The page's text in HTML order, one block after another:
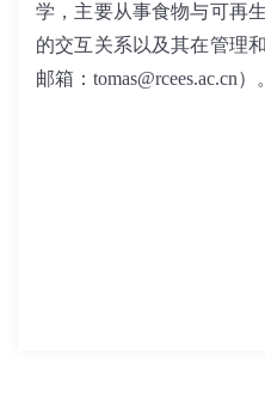
学，主要从事食物与可再
的交互关系以及其在管理
邮箱： tomas@rcees.ac.cn）。